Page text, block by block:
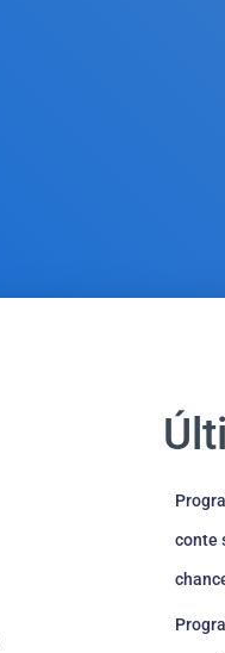
conte